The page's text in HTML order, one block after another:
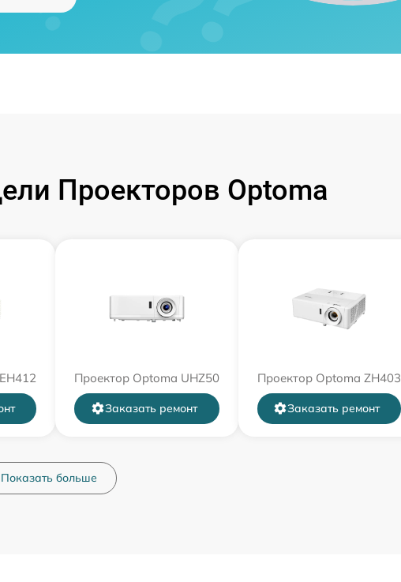
Проекторов Optoma
Проектор Optoma UHZ50
Заказать ремонт
Проектор Optoma ZH403
Заказать ремонт
Показать больше